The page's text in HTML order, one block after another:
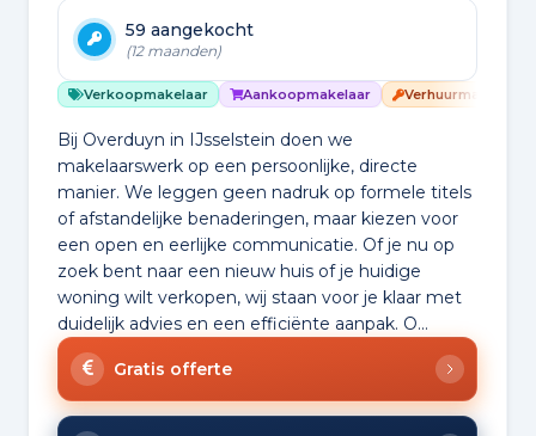
59 aangekocht
(12 maanden)
Verkoopmakelaar Aankoopmakelaar Verhuurmakelaar
Bij Overduyn in IJsselstein doen we
makelaarswerk op een persoonlijke, directe
manier. We leggen geen nadruk op formele titels
of afstandelijke benaderingen, maar kiezen voor
een open en eerlijke communicatie. Of je nu op
zoek bent naar een nieuw huis of je huidige
woning wilt verkopen, wij staan voor je klaar met
duidelijk advies en een efficiënte aanpak. O...
Gratis offerte